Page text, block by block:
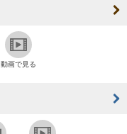
動画で見る